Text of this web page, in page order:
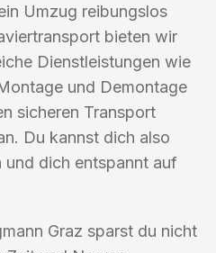
Umzug reibungslos
bieten wir
Dienstleistungen wie
und Demontage
sicheren Transport
Du kannst dich also
und dich entspannt auf
Graz sparst du nicht